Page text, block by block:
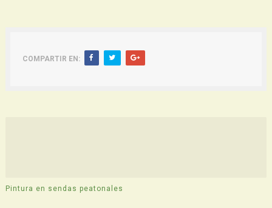
COMPARTIR EN:
Pintura en sendas peatonales